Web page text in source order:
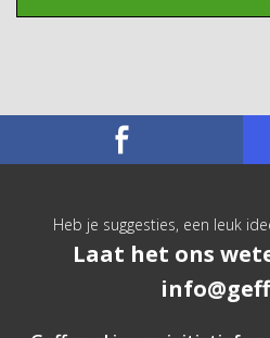
Heb je suggesties, een leuk
Laat het ons